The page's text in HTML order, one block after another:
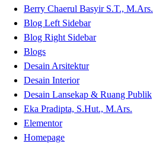
Berry Chaerul Basyir S.T., M.Ars.
Blog Left Sidebar
Blog Right Sidebar
Blogs
Desain Arsitektur
Desain Interior
Desain Lansekap & Ruang Publik
Eka Pradipta, S.Hut., M.Ars.
Elementor
Homepage